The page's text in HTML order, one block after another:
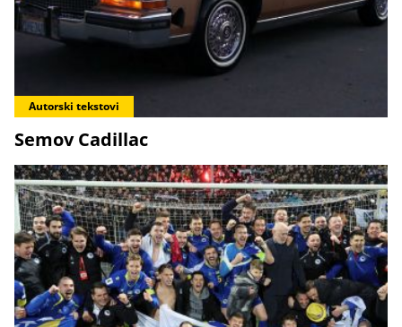
Autorski tekstovi
Semov Cadillac